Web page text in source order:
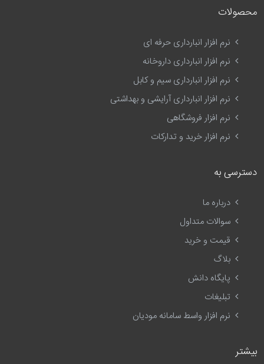
محصولات
نرم افزار انبارداری حرفه ای
نرم افزار انبارداری داروخانه
نرم افزار انبارداری سیم و کابل
نرم افزار انبارداری آرایشی و بهداشتی
نرم افزار فروشگاهی
نرم افزار خرید و تدارکات
دسترسی به
درباره ما
سوالات متداول
قیمت و خرید
بلاگ
پایگاه دانش
تبلیغات
نرم افزار واسط سامانه مودیان
بیشتر